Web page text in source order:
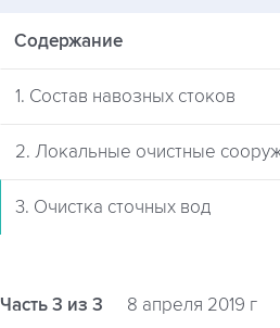
Содержание
1. Состав навозных стоков
2. Локальные очистные
3. Очистка сточных вод
Часть 3 из 3 8 апреля 2019 г